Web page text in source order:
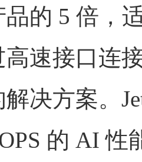
品的 5 倍，
速接口连
决方案。
的 AI